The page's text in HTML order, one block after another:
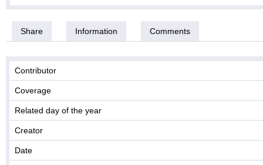
Share Information Comments
Contributor
Coverage
Related day of the year
Creator
Date